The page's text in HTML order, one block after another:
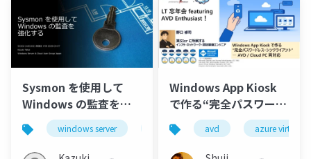
Sysmon を使用して
Windows の監査を強
化するwindows server windows audit
Windows App Kiosk
で作る“完全パスワード
レス・シンクライアン
ト”－ AVD／CloudPC
両対応
avd azure virtual